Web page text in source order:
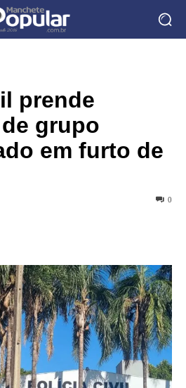
prende
grupo
em furto de
0